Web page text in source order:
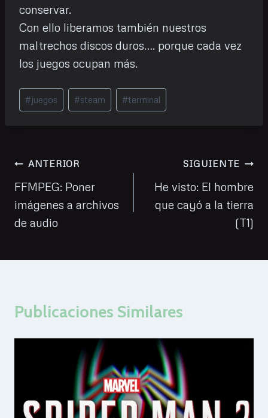
conservar.
Con ello liberamos también nuestros
maltrechos discos duros…. porque cada vez
los juegos ocupan más.
Etiquetas
de
#juegos #steam #terminal
Navegación
de
entradas
ANTERIOR
FFMPEG: Poner
imágenes a archivos
de audio
SIGUIENTE
He visto: El hombre
que cayó a la tierra
(T1)
Publicaciones Similares